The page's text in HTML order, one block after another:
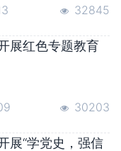
32845
展红色专题教育
30203
展“学党史，强信